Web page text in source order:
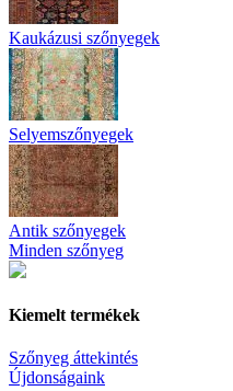
Kaukázusi szőnyegek
Selyemszőnyegek
Antik szőnyegek
Minden szőnyeg
Kiemelt termékek
Szőnyeg áttekintés
Újdonságaink